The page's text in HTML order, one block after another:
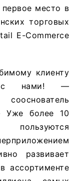
первое место в
торговых
E-Commerce
клиенту
с нами! —
Уже более 10
пользуются
развивает
ассортименте